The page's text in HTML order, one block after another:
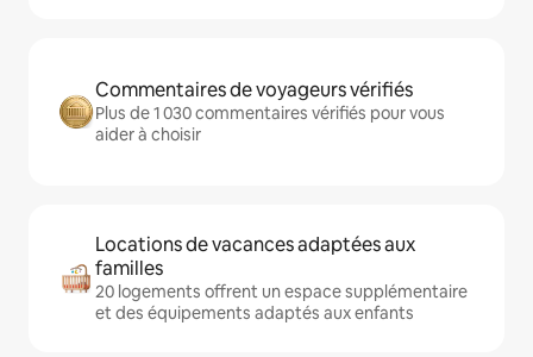
Commentaires de voyageurs vérifiés
Plus de 1 030 commentaires vérifiés pour vous
aider à choisir
Locations de vacances adaptées aux
familles
20 logements offrent un espace supplémentaire
et des équipements adaptés aux enfants